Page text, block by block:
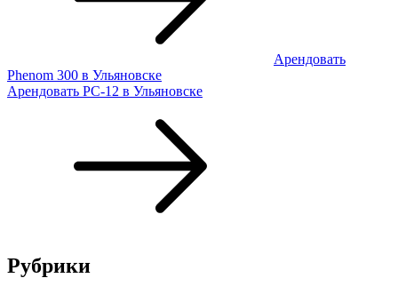
Арендовать
Phenom 300 в Ульяновске
Арендовать PC-12 в Ульяновске
Рубрики